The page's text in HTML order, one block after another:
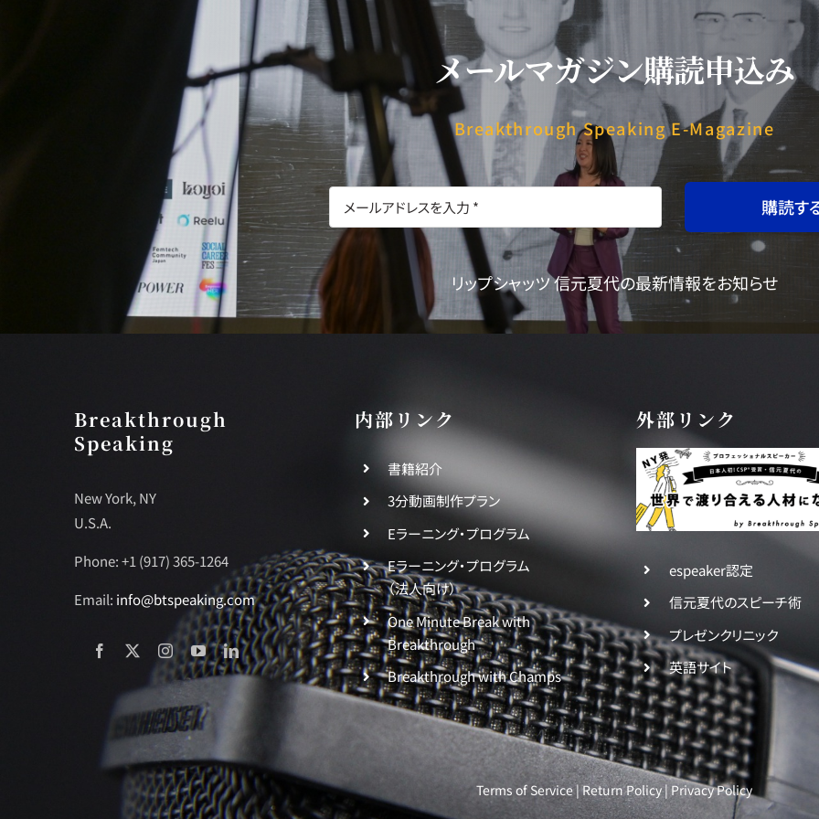
メールマガジン購読申込み
Breakthrough Speaking E-Magazine
購読す
リップシャッツ 信元夏代の最新情報をお知らせ
Breakthrough
Speaking
New York, NY
U.S.A.
Phone: +1 (917) 365-1264
Email: info@btspeaking.com
内部リンク
書籍紹介
3分動画制作プラン
Eラーニング・プログラム
Eラーニング・プログラム
（法人向け）
One Minute Break with
Breakthrough
Breakthrough with Champs
外部リンク
espeaker認定
信元夏代のスピーチ術
プレゼンクリニック
英語サイト
Terms of Service|Return Policy| Privacy Policy